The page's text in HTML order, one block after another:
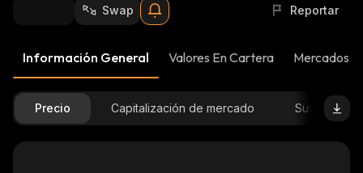
Swap Reportar
Información General Valores En Cartera Mercados
Precio Capitalización de mercado Suministro